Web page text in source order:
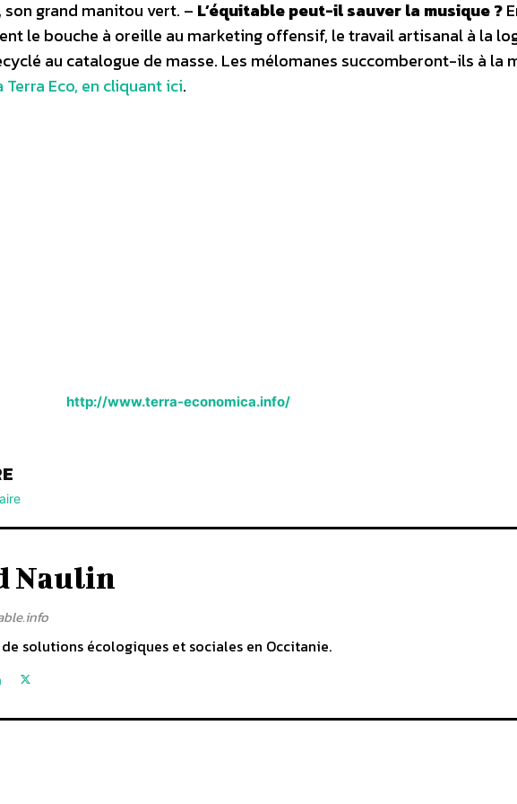
son grand manitou vert. – L’équitable peut-il sauver la musique ?
le bouche à oreille au marketing offensif, le travail artisanal à la
au catalogue de masse. Les mélomanes succomberont-ils à la
Eco, en cliquant ici.
http://www.terra-economica.info/
Naulin
solutions écologiques et sociales en Occitanie.